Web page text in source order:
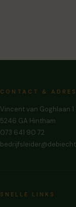
CONTACT & ADRES
Vincent van Goghlaan 1
5246 GA Hintham
073 641 90 72
SNELLE LINKS